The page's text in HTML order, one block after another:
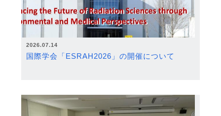
2026.07.14
国際学会「ESRAH2026」の開催について